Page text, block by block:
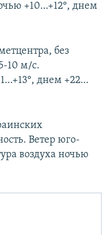
+10…+12°, днем
без
10 м/с.
днем +22…
Ветер юго-
воздуха ночью